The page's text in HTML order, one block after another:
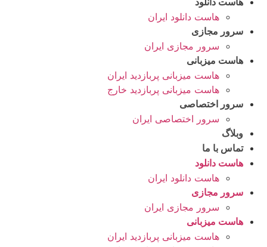
هاست دانلود
هاست دانلود ایران
سرور مجازی
سرور مجازی ایران
هاست میزبانی
هاست میزبانی پربازدید ایران
هاست میزبانی پربازدید خارج
سرور اختصاصی
سرور اختصاصی ایران
وبلاگ
تماس با ما
هاست دانلود
هاست دانلود ایران
سرور مجازی
سرور مجازی ایران
هاست میزبانی
هاست میزبانی پربازدید ایران